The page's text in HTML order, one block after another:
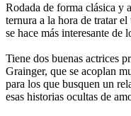
Rodada de forma clásica y
ternura a la hora de tratar
se hace más interesante de
Tiene dos buenas actrices
Grainger, que se acoplan
para los que busquen un
esas historias ocultas de